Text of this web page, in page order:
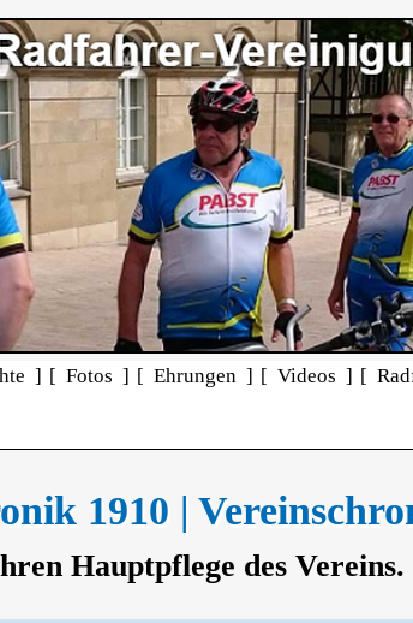
] [ Fotos ] [ Ehrungen ] [ Videos ] [
1910 |
Hauptpflege des Vereins.